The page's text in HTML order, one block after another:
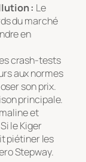
: Le
du marché
en
crash-tests
aux normes
son prix.
principale.
et
le Kiger
piétiner les
Stepway.